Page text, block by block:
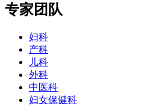
专家团队
妇科
产科
儿科
外科
中医科
妇女保健科